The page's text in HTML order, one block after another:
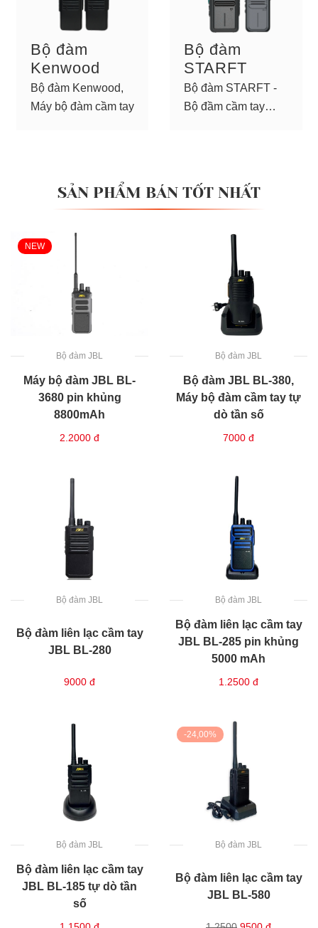
Bộ đàm
Kenwood
Bộ đàm Kenwood,
Máy bộ đàm cầm tay
Bộ đàm
STARFT
Bộ đàm STARFT -
Bộ đầm cầm tay
SẢN PHẨM BÁN TỐT NHẤT
NEW
Bộ đàm JBL
Máy bộ đàm JBL BL-
3680 pin khủng
8800mAh
2.2000 đ
Bộ đàm JBL
Bộ đàm JBL BL-380,
Máy bộ đàm cầm tay tự
dò tần số
7000 đ
Bộ đàm JBL
Bộ đàm liên lạc cầm tay
JBL BL-280
9000 đ
Bộ đàm JBL
Bộ đàm liên lạc cầm tay
JBL BL-285 pin khủng
5000 mAh
1.2500 đ
Bộ đàm JBL
Bộ đàm liên lạc cầm tay
JBL BL-185 tự dò tần
số
-24,00%
Bộ đàm JBL
Bộ đàm liên lạc cầm tay
JBL BL-580